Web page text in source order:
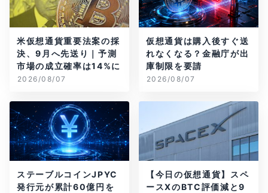
米仮想通貨重要法案の採
決、9月へ先送り｜予測
市場の成立確率は14%に
2026/08/07
仮想通貨は購入後すぐ送
れなくなる？金融庁が出
庫制限を要請
2026/08/07
ステーブルコインJPYC
発行元が累計60億円を
【今日の仮想通貨】スペ
ースXのBTC評価減と9